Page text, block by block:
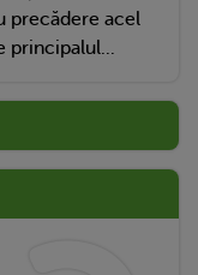
precădere acel
principalul...